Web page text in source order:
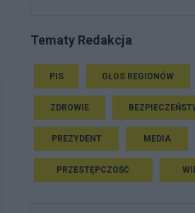
Tematy Redakcja
PIS GŁOS REGIONÓW
ZDROWIE
PREZYDENT MEDIA
PRZESTĘPCZOŚĆ